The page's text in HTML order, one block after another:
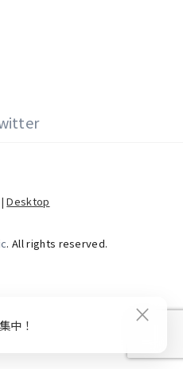
|Desktop
. All rights reserved.
×
中！